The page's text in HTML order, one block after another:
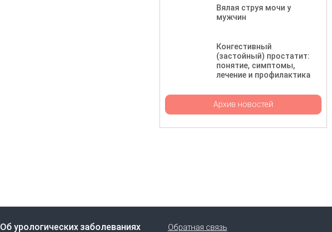
Вялая струя мочи у
мужчин
Конгестивный
(застойный) простатит:
понятие, симптомы,
лечение и профилактика
Архив новостей
Об урологических заболеваниях Обратная связь